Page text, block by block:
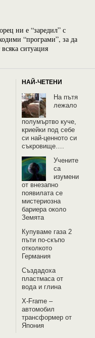
ни е “заредил” с
“програми”, за да
ситуация
НАЙ-ЧЕТЕНИ
На пътя
лежало
полумъртво куче,
криейки под себе
си най-ценното си
съкровище….
Учените
са
изумени
от внезапно
появилата се
мистериозна
бариера около
Земята
Купуваме газа 2
пъти по-скъпо
отколкото
Германия
Създадоха
пластмаса от
вода и глина
X-Frame –
автомобил
трансформер от
Япония